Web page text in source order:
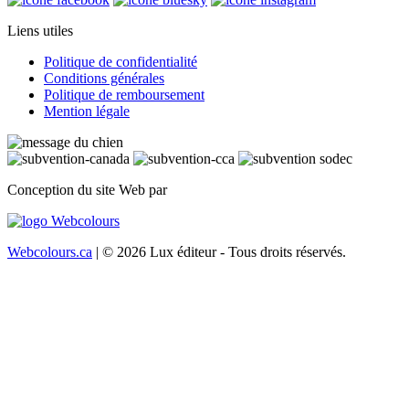
Liens utiles
Politique de confidentialité
Conditions générales
Politique de remboursement
Mention légale
Conception du site Web par
Webcolours.ca | © 2026 Lux éditeur - Tous droits réservés.